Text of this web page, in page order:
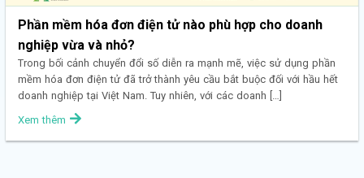
Phần mềm hóa đơn điện tử nào phù hợp cho doanh
nghiệp vừa và nhỏ?
Trong bối cảnh chuyển đổi số diễn ra mạnh mẽ, việc sử dụng phần
mềm hóa đơn điện tử đã trở thành yêu cầu bắt buộc đối với hầu hết
doanh nghiệp tại Việt Nam. Tuy nhiên, với các doanh […]
Xem thêm